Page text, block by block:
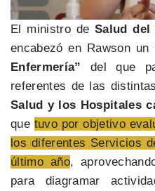
El ministro deSalud del
encabezó en Rawson un
Enfermería” del que
referentes de las distintas
Salud y los Hospitales
que tuvo por objetivo
los diferentes Servicios
último año,
para diagramar